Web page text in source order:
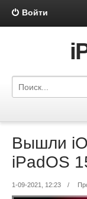
Войти
Вышли
iPadOS
1-09-2021, 12:23 /